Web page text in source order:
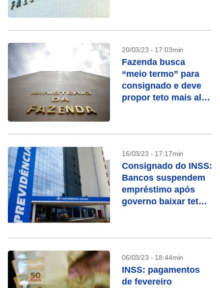
20/03/23 - 17:03min
Fazenda busca
“meio termo” para
consignado e deve
propor teto mais alto
16/03/23 - 17:17min
Consignado do INSS:
Bancos suspendem
empréstimo após
governo baixar teto
06/03/23 - 18:44min
INSS: pagamentos
de fevereiro